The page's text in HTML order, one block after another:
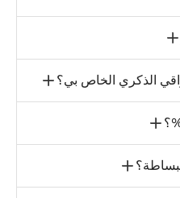
الذكري الخاص بي؟